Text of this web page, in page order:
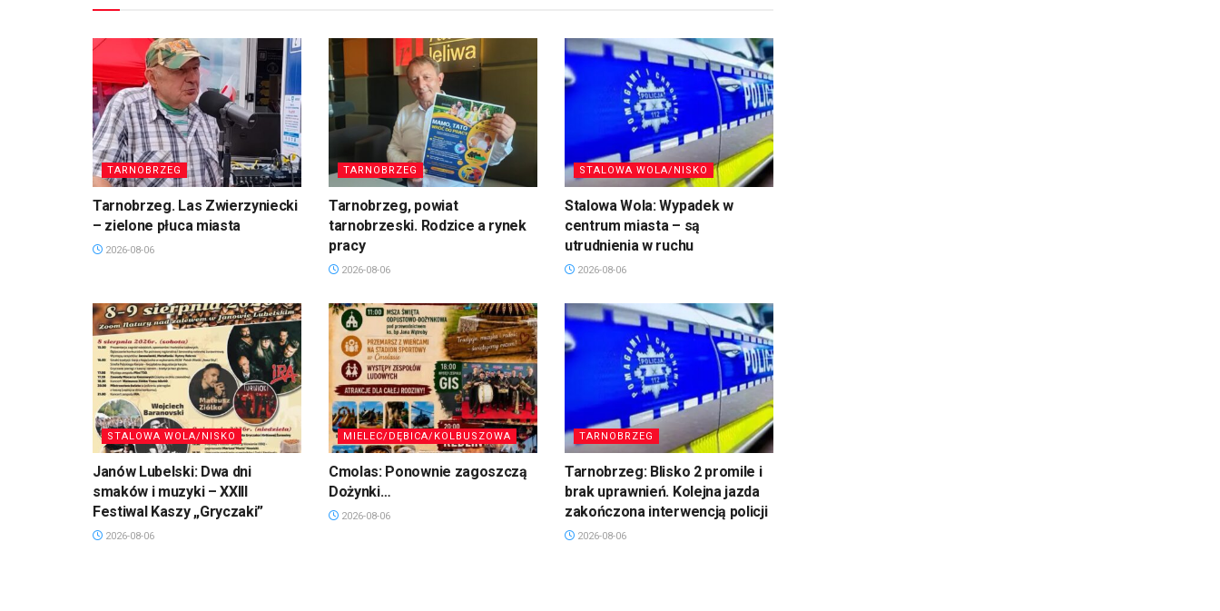
TARNOBRZEG
Tarnobrzeg. Las Zwierzyniecki
– zielone płuca miasta
2026-08-06
TARNOBRZEG
Tarnobrzeg, powiat
tarnobrzeski. Rodzice a rynek
pracy
2026-08-06
STALOWA WOLA/NISKO
Stalowa Wola: Wypadek w
centrum miasta – są
utrudnienia w ruchu
2026-08-06
STALOWA WOLA/NISKO
Janów Lubelski: Dwa dni
smaków i muzyki – XXIII
Festiwal Kaszy „Gryczaki”
2026-08-06
MIELEC/DĘBICA/KOLBUSZOWA
Cmolas: Ponownie zagoszczą
Dożynki…
2026-08-06
TARNOBRZEG
Tarnobrzeg: Blisko 2 promile i
brak uprawnień. Kolejna jazda
zakończona interwencją policji
2026-08-06